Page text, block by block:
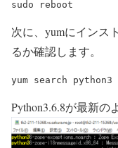
次に、yumにインス
るか確認します。
Python3.6.8が最新の